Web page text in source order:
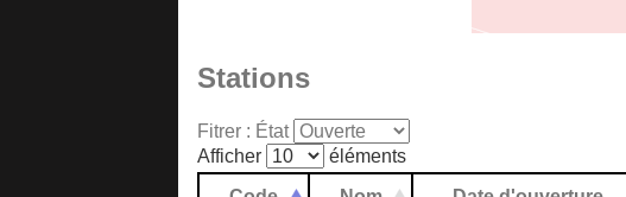
Stations
Fitrer : État
Afficher
éléments